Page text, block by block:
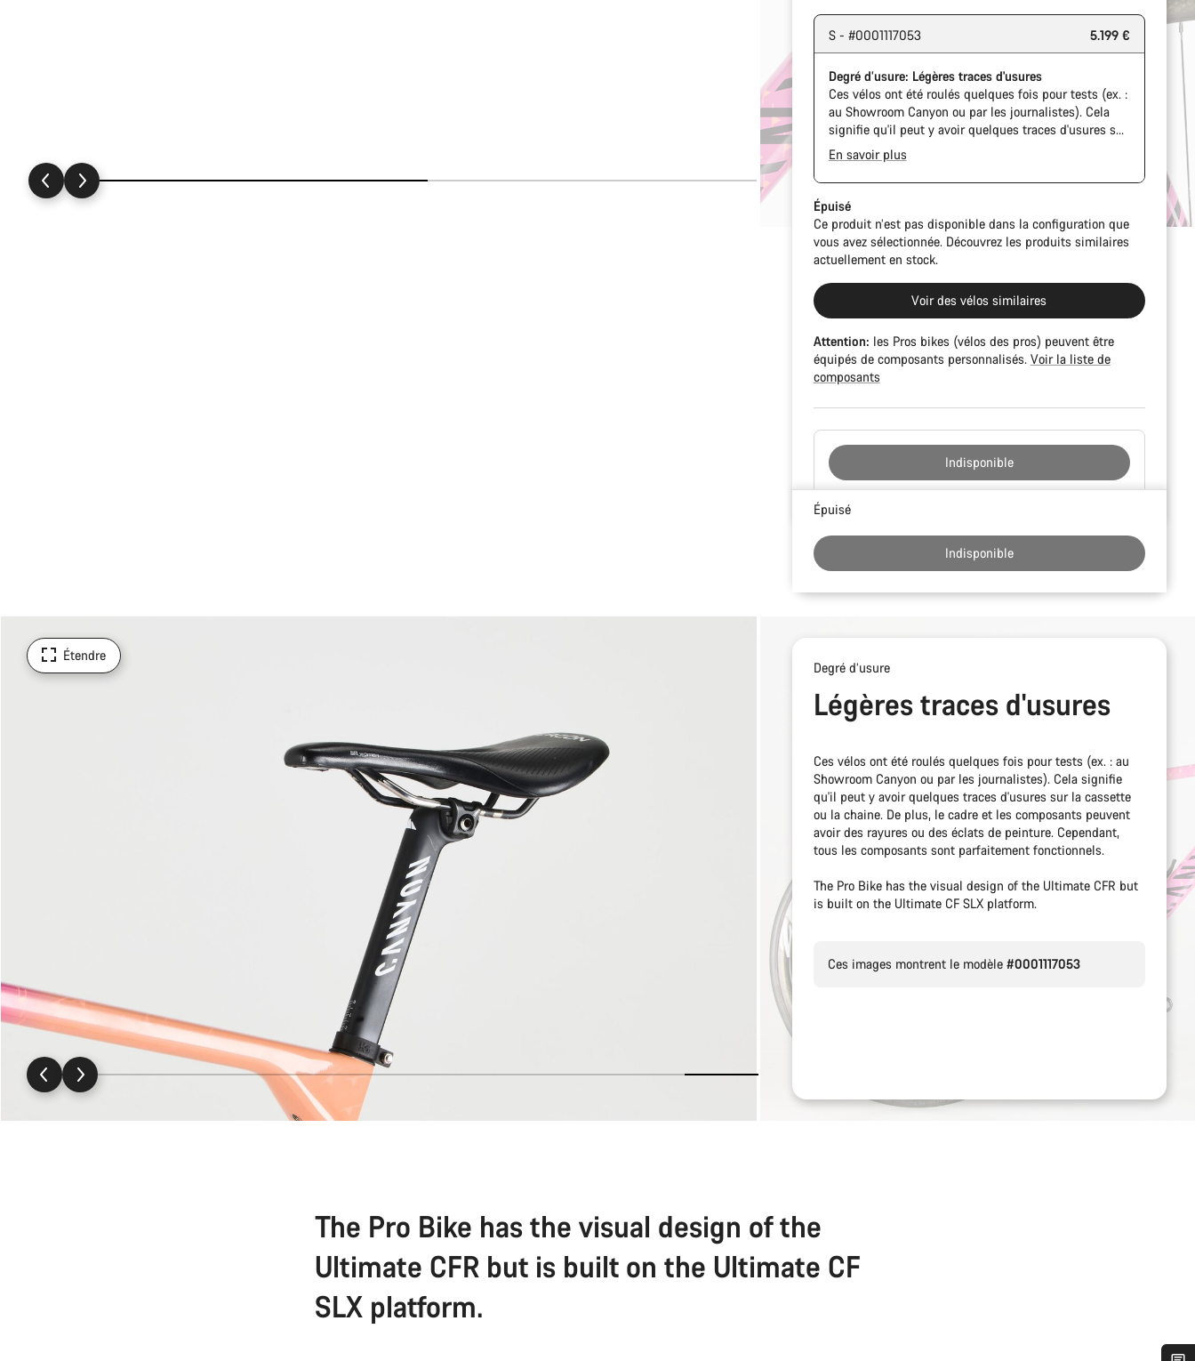
S - #0001117053 5.199 €
Degré d’usure: Légères traces d'usures
Ces vélos ont été roulés quelques fois pour tests (ex. :
au Showroom Canyon ou par les journalistes). Cela
signifie qu'il peut y avoir quelques traces d'usures sur
la cassette ou la chaine. De plus, le cadre et les
composants peuvent avoir des rayures ou des éclats
de peinture. Cependant, tous les composants sont
parfaitement fonctionnels.
The Pro Bike has the visual design of the Ultimate
CFR but is built on the Ultimate CF SLX platform.
En savoir plus
Épuisé
Ce produit n’est pas disponible dans la configuration que
vous avez sélectionnée. Découvrez les produits similaires
actuellement en stock.
Voir des vélos similaires
Attention: les Pros bikes (vélos des pros) peuvent être
équipés de composants personnalisés. Voir la liste de
composants
Indisponible
Raisons
d’achat
Épuisé
Indisponible
Étendre
Degré d’usure
Légères traces d'usures
Ces vélos ont été roulés quelques fois pour tests (ex. : au
Showroom Canyon ou par les journalistes). Cela signifie
qu'il peut y avoir quelques traces d'usures sur la cassette
ou la chaine. De plus, le cadre et les composants peuvent
avoir des rayures ou des éclats de peinture. Cependant,
tous les composants sont parfaitement fonctionnels.
The Pro Bike has the visual design of the Ultimate CFR but
is built on the Ultimate CF SLX platform.
Ces images montrent le modèle #0001117053
The Pro Bike has the visual design of the
Ultimate CFR but is built on the Ultimate CF
SLX platform.